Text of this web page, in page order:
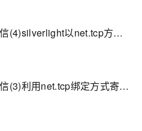
Silverlight与WCF之间的通信(4)silverlight以net.tcp方式调用console上寄宿的wcf服务
Silverlight与WCF之间的通信(3)利用net.tcp绑定方式寄宿到到控制台交互数据